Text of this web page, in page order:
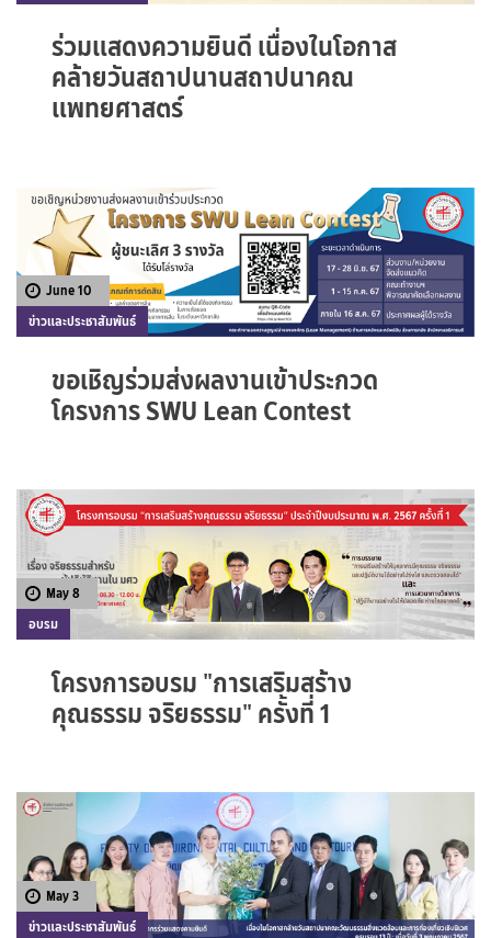
ร่วมแสดงความยินดี เนื่องในโอกาส
คล้ายวันสถาปนานสถาปนาคณ
แพทยศาสตร์
June 10
ข่าวและประชาสัมพันธ์
ขอเชิญร่วมส่งผลงานเข้าประกวด
โครงการ SWU Lean Contest
May 8
อบรม
โครงการอบรม "การเสริมสร้าง
คุณธรรม จริยธรรม" ครั้งที่ 1
May 3
ข่าวและประชาสัมพันธ์